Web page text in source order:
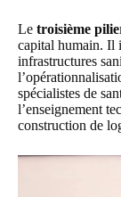
Le troisième
capital humain. Il
infrastructures
spécialistes de
l’enseignement
construction de